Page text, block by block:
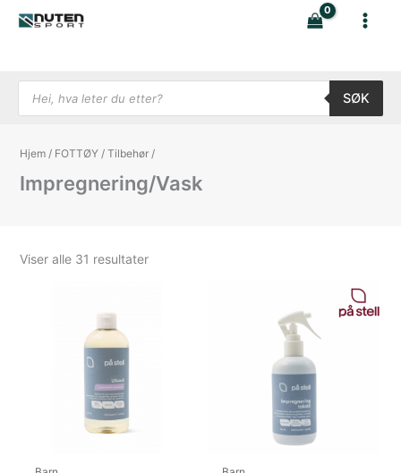
rett
Products search
SØK
Hjem / FOTTØY /Tilbehør /
Impregnering/Vask
Viser alle 31 resultaterSortert